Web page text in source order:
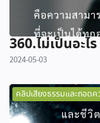
360.ไม่เป็นอะไ
2024-05-03
คลิปเสียงธรรมและถอดค